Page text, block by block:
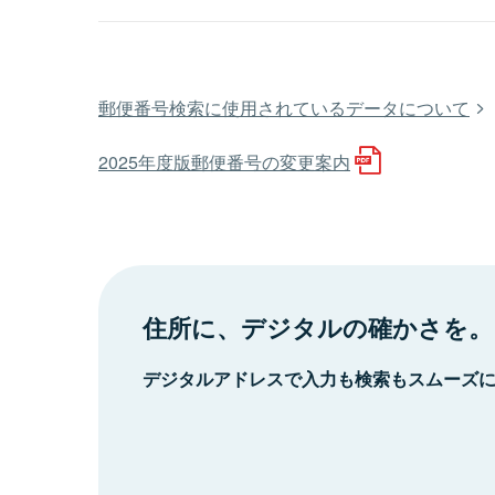
郵便番号検索に使用されているデータについて
2025年度版郵便番号の変更案内
住所に、デジタルの確かさを。
デジタルアドレスで入力も検索もスムーズ